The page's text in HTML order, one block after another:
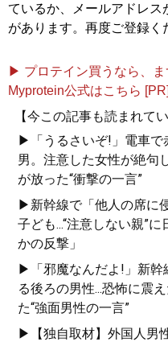
記事一覧へ
ているか、メールアドレス
があります。再度ご登録く
▶ プロテイン買うなら、ま
Myprotein公式はこちら [PR]
【今この記事も読まれてい
▶「うるさいぞ!」電車で
男。注意した女性が絶句
が放った“衝撃の一言”
▶新幹線で「他人の席に
子ども...“注意しない親”
かの反撃」
▶「邪魔なんだよ!」新幹
る後ろの男性...恐怖に震
た“強面男性の一言”
▶【独自取材】外国人男